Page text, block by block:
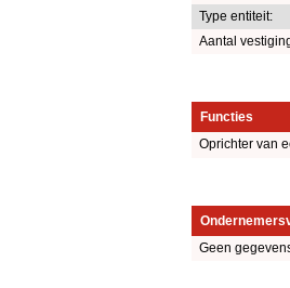
Type entiteit:
Aantal
Functies
Oprichter van
Geen